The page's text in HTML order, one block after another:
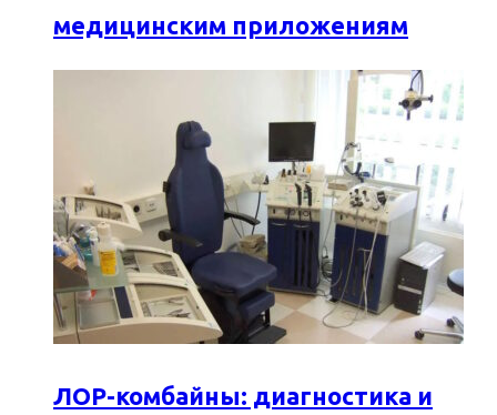
медицинским приложениям
ЛОР-комбайны: диагностика и